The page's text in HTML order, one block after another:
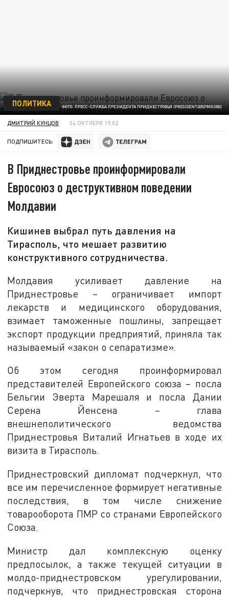
ФОТО: ПРЕСС-СЛУЖБА ПРЕЗИДЕНТА ПРИДНЕСТРОВЬЯ (PRESIDENT.GOSPMR.ORG)
ПОЛИТИКА
ДМИТРИЙ КУНЦОВ 04 ОКТЯБРЯ 19:02
ПОДПИШИТЕСЬ:
В Приднестровье проинформировали
Евросоюз о деструктивном поведении
Молдавии
Кишинев выбрал путь давления на
Тирасполь, что мешает развитию
конструктивного сотрудничества.
Молдавия усиливает давление на
Приднестровье – ограничивает импорт
лекарств и медицинского оборудования,
взимает таможенные пошлины, запрещает
экспорт продукции предприятий, приняла так
называемый «закон о сепаратизме».
Об этом сегодня проинформировал
представителей Европейского союза – посла
Бельгии Эверта Марешаля и посла Дании
Серена Йенсена – глава
внешнеполитического ведомства
Приднестровья Виталий Игнатьев в ходе их
визита в Тирасполь.
Приднестровский дипломат подчеркнул, что
все им перечисленное формирует негативные
последствия, в том числе снижение
товарооборота ПМР со странами Европейского
Союза.
Министр дал комплексную оценку
предпосылок, а также текущей ситуации в
молдо-приднестровском урегулировании,
подчеркнув, что приднестровская сторона